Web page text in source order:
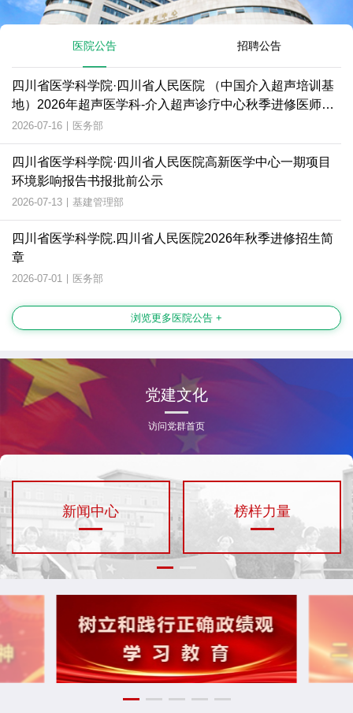
医院公告 招聘公告
四川省医学科学院·四川省人民医院 （中国介入超声培训基
地）2026年超声医学科-介入超声诊疗中心秋季进修医师招
生简章
2026-07-16 | 医务部
四川省医学科学院·四川省人民医院高新医学中心一期项目
环境影响报告书报批前公示
2026-07-13 | 基建管理部
四川省医学科学院.四川省人民医院2026年秋季进修招生简
章
2026-07-01 | 医务部
浏览更多医院公告 +
党建文化
访问党群首页
新闻中心 榜样力量